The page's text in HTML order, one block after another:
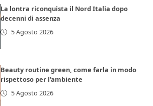
La lontra riconquista il Nord Italia dopo
decenni di assenza
5 Agosto 2026
Beauty routine green, come farla in modo
rispettoso per l’ambiente
5 Agosto 2026